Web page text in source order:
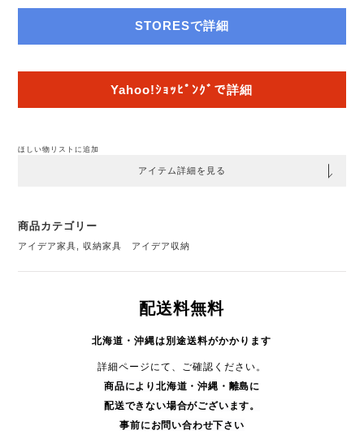
STORESで詳細
Yahoo!ｼｮｯﾋﾟﾝｸﾞで詳細
ほしい物リストに追加
アイテム詳細を見る
商品カテゴリー
アイデア家具 ,収納家具 アイデア収納
配送料無料
北海道・沖縄は別途送料がかかります
詳細ページにて、ご確認ください。
商品により 北海道・沖縄・ 離島に
配送できない場合がございます。
事前にお問い合わせ下さい